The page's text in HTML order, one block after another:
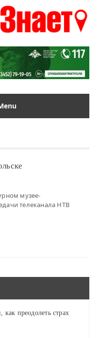
музее-
телеканала НТВ
как преодолеть страх